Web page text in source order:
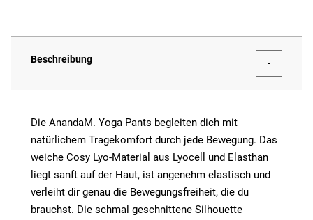
Beschreibung
Die AnandaM. Yoga Pants begleiten dich mit
natürlichem Tragekomfort durch jede Bewegung. Das
weiche Cosy Lyo-Material aus Lyocell und Elasthan
liegt sanft auf der Haut, ist angenehm elastisch und
verleiht dir genau die Bewegungsfreiheit, die du
brauchst. Die schmal geschnittene Silhouette